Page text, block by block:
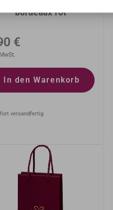
bordeaux rot
€
In den Warenkorb
versandfertig